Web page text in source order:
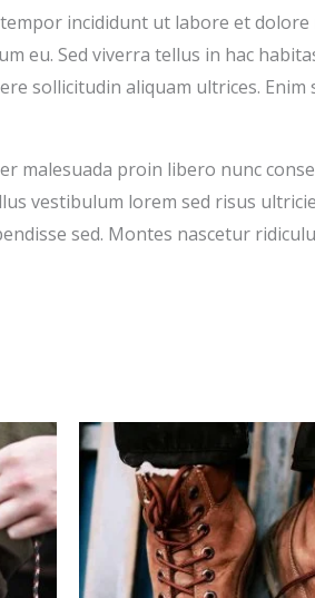
incididunt ut labore et
eu. Sed viverra tellus in hac
sollicitudin aliquam ultrices.
malesuada proin libero nunc
vestibulum lorem sed risus
sed. Montes nascetur